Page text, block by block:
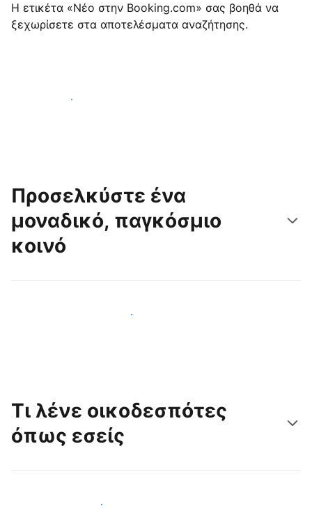
Η ετικέτα «Νέο στην Booking.com» σας βοηθά να
ξεχωρίσετε στα αποτελέσματα αναζήτησης.
Ξεκινήστε σήμερα
Προσελκύστε ένα
μοναδικό, παγκόσμιο
κοινό
Προσελκύστε νέους επισκέπτες σήμερα
Τι λένε οικοδεσπότες
όπως εσείς
Γίνετε κι εσείς οικοδεσπότης